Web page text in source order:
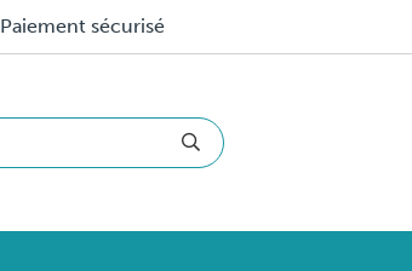
Paiement sécurisé